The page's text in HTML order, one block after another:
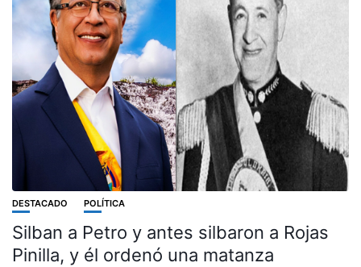
DESTACADO POLÍTICA
Silban a Petro y antes silbaron a Rojas
Pinilla, y él ordenó una matanza